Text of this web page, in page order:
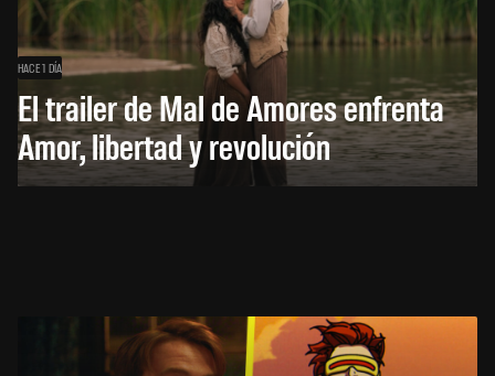
HACE 1 DÍA
El trailer de Mal de Amores enfrenta
Amor, libertad y revolución